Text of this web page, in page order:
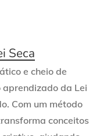
Seca
e cheio de
da Lei
Com um método
conceitos